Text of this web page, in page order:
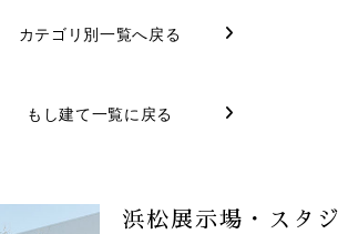
カテゴリ別一覧へ戻る
もし建て一覧に戻る
浜松展示場・スタジ